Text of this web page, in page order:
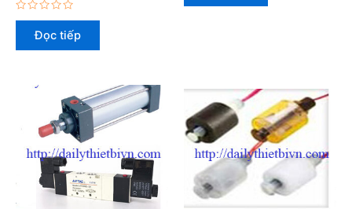
Được
xếp
hạngĐọc tiếp